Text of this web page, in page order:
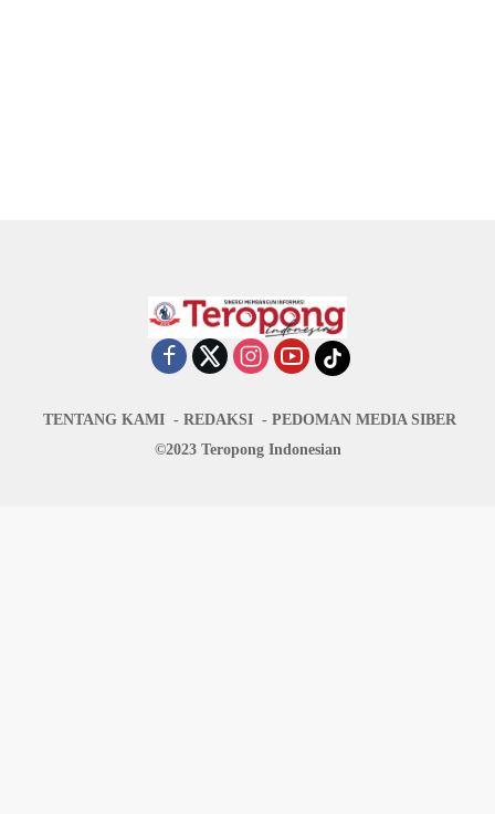
TENTANG KAMI REDAKSI
PEDOMAN MEDIA SIBER
©2023 Teropong Indonesian